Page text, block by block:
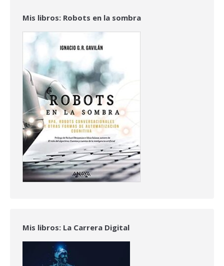
Mis libros: Robots en la sombra
Mis libros: La Carrera Digital